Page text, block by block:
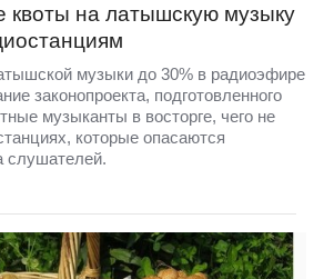
квоты на латышскую музыку
музыки до 30% в радиоэфире
законопроекта, подготовленного
музыканты в восторге, чего не
которые опасаются
слушателей.